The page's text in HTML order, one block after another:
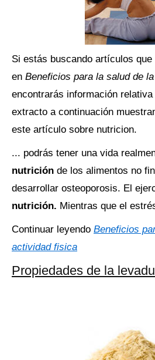
Si estás buscando artículos
en Beneficios para la salud de
encontrarás información
extracto a continuación
este artículo sobre nutricion.
... podrás tener una vida
nutrición de los alimentos no
desarrollar osteoporosis. El
nutrición. Mientras que el
Continuar leyendo Beneficios
actividad fisica
Propiedades de la